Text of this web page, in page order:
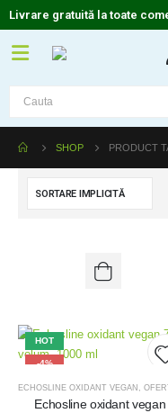
Livrare gratuită la toate
SHOP PRODUCT
HOT
-4%
ECHOSLINE OXIDANT VEGAN ,
Echosline oxidant vegan